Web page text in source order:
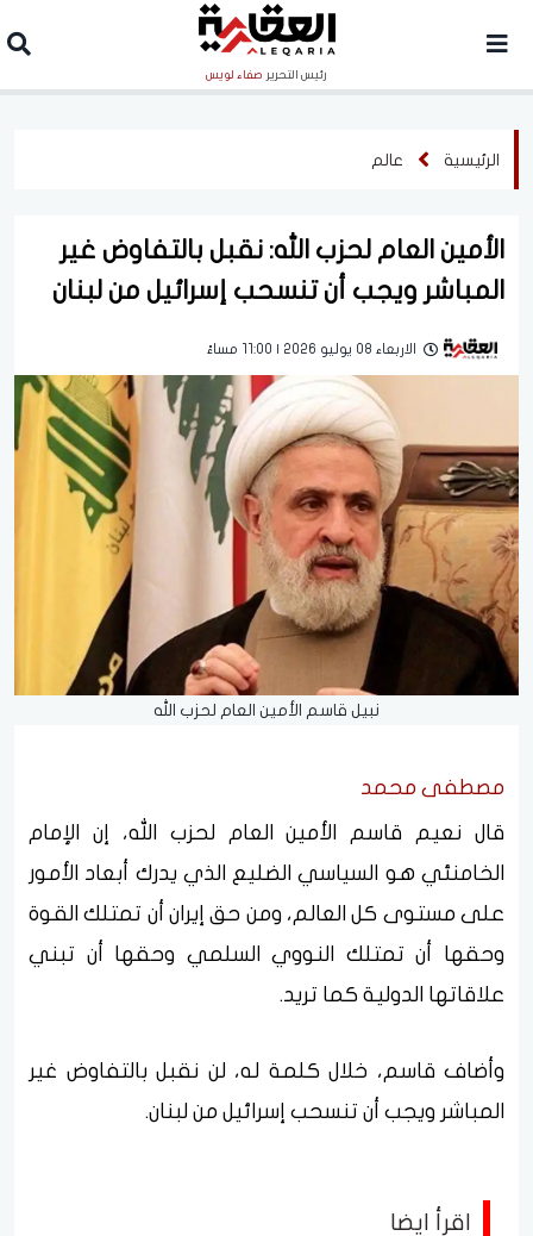
رئيس التحرير صفاء لويس
الرئيسية عالم
الأمين العام لحزب الله: نقبل بالتفاوض غير
المباشر ويجب أن تنسحب إسرائيل من لبنان
الاربعاء 08 يوليو 2026 | 11:00 مساءً
نبيل قاسم الأمين العام لحزب الله
مصطفى محمد
قال نعيم قاسم الأمين العام لحزب الله، إن الإمام
الخامنئي هو السياسي الضليع الذي يدرك أبعاد الأمور
على مستوى كل العالم، ومن حق إيران أن تمتلك القوة
وحقها أن تمتلك النووي السلمي وحقها أن تبني
علاقاتها الدولية كما تريد.
وأضاف قاسم، خلال كلمة له، لن نقبل بالتفاوض غير
المباشر ويجب أن تنسحب إسرائيل من لبنان.
اقرأ ايضا